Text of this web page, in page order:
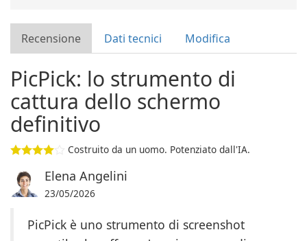
Recensione Dati tecnici Modifica
PicPick: lo strumento di
cattura dello schermo
definitivo
Costruito da un uomo. Potenziato dall'IA.
Elena Angelini
23/05/2026
PicPick è uno strumento di screenshot